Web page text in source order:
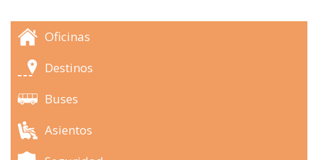
Oficinas
Destinos
Buses
Asientos